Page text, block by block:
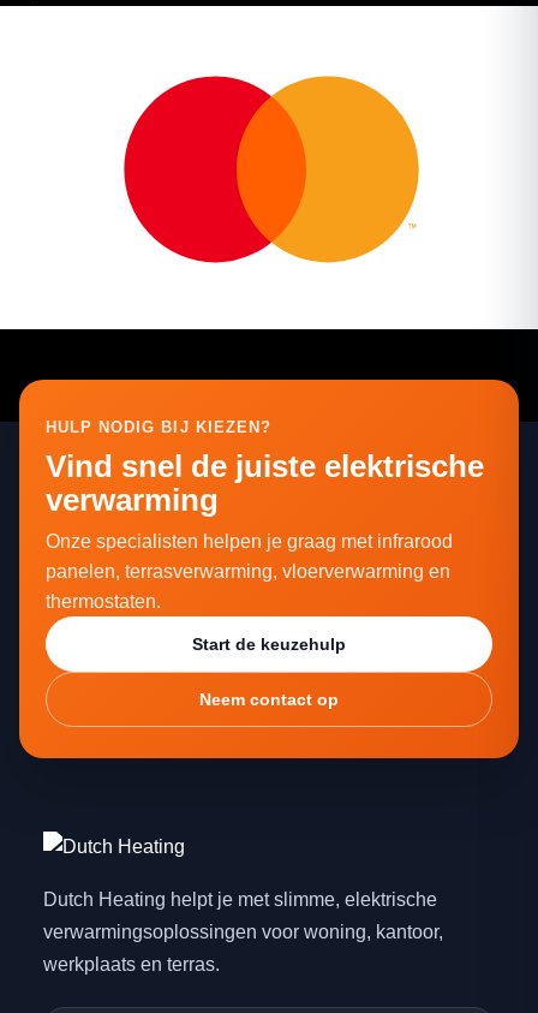
HULP NODIG BIJ KIEZEN?
Vind snel de juiste elektrische
verwarming
Onze specialisten helpen je graag met infrarood
panelen, terrasverwarming, vloerverwarming en
thermostaten.
Start de keuzehulp
Neem contact op
Dutch Heating helpt je met slimme, elektrische
verwarmingsoplossingen voor woning, kantoor,
werkplaats en terras.